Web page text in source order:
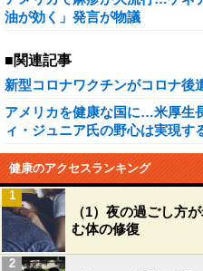
油が効く」発言が物議
■関連記事
新型コロナワクチンがコロナ後
アメリカを健康な国に…米厚生
ィ・ジュニア氏の野心は実現す
健康のアクセスランキング
（1）夜の過ごし方
む体の修復
1
2